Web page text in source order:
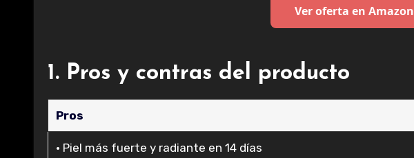
Ver oferta en Amazon
1. Pros y contras del producto
Pros
• Piel más fuerte y radiante en 14 días